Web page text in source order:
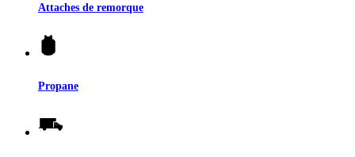
Attaches de remorque
Propane